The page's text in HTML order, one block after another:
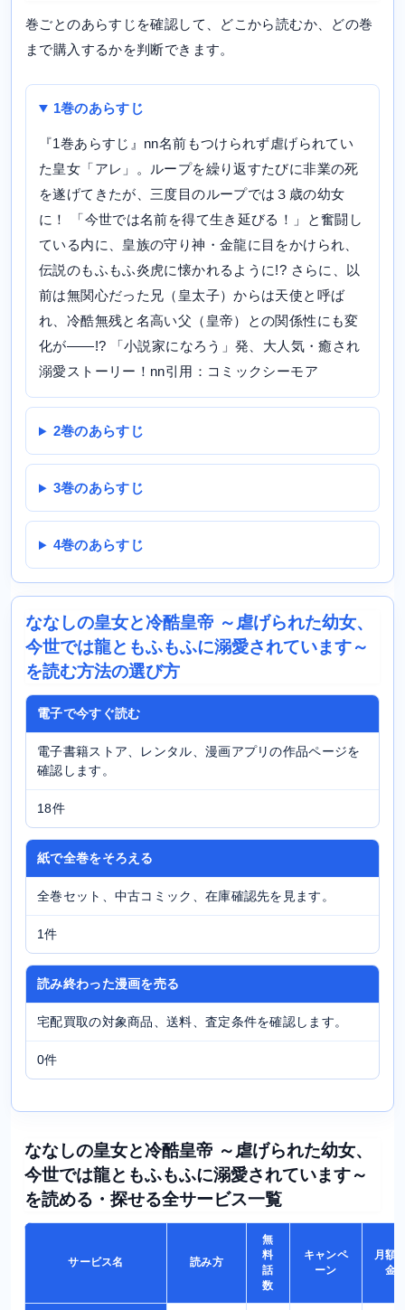
巻ごとのあらすじを確認して、どこから読むか、どの巻
まで購入するかを判断できます。
1巻のあらすじ
『1巻あらすじ』nn名前もつけられず虐げられてい
た皇女「アレ」。ループを繰り返すたびに非業の死
を遂げてきたが、三度目のループでは３歳の幼女
に！ 「今世では名前を得て生き延びる！」と奮闘し
ている内に、皇族の守り神・金龍に目をかけられ、
伝説のもふもふ炎虎に懐かれるように!? さらに、以
前は無関心だった兄（皇太子）からは天使と呼ば
れ、冷酷無残と名高い父（皇帝）との関係性にも変
化が――!? 「小説家になろう」発、大人気・癒され
溺愛ストーリー！nn引用：コミックシーモア
2巻のあらすじ
3巻のあらすじ
4巻のあらすじ
ななしの皇女と冷酷皇帝 ～虐げられた幼女、
今世では龍ともふもふに溺愛されています～
を読む方法の選び方
電子で今すぐ読む
電子書籍ストア、レンタル、漫画アプリの作品ページを
確認します。
18件
紙で全巻をそろえる
全巻セット、中古コミック、在庫確認先を見ます。
1件
読み終わった漫画を売る
宅配買取の対象商品、送料、査定条件を確認します。
0件
ななしの皇女と冷酷皇帝 ～虐げられた幼女、
今世では龍ともふもふに溺愛されています～
を読める・探せる全サービス一覧
サービス名 読み方
無
料
話
数
キャンペ
ーン
月額
金